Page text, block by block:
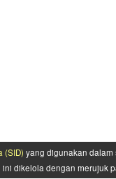
(SID) yang digunakan
ini dikelola dengan merujuk